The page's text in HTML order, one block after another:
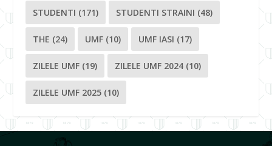
STUDENTI (171) STUDENTI STRAINI (48)
THE (24) UMF (10) UMF IASI (17)
ZILELE UMF (19) ZILELE UMF 2024 (10)
ZILELE UMF 2025 (10)